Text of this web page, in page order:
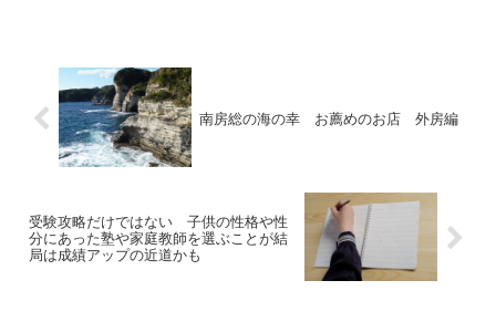
南房総の海の幸 お薦めのお店 外房編
受験攻略だけではない 子供の性格や性
分にあった塾や家庭教師を選ぶことが結
局は成績アップの近道かも